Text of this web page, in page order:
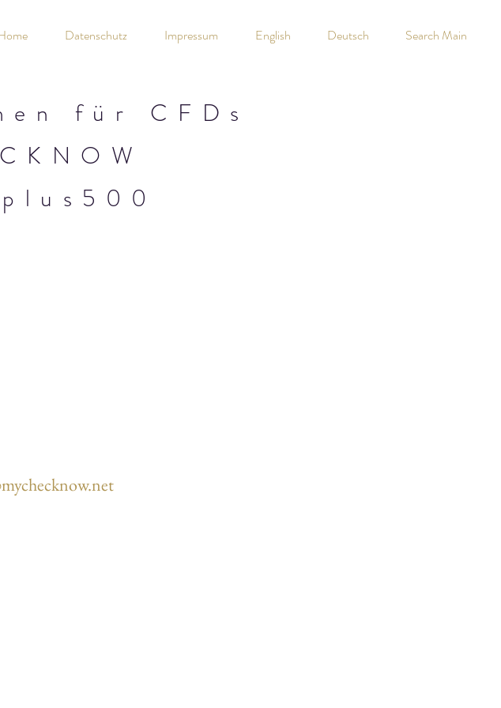
Datenschutz Impressum English Deutsch Search Main
für CFDs